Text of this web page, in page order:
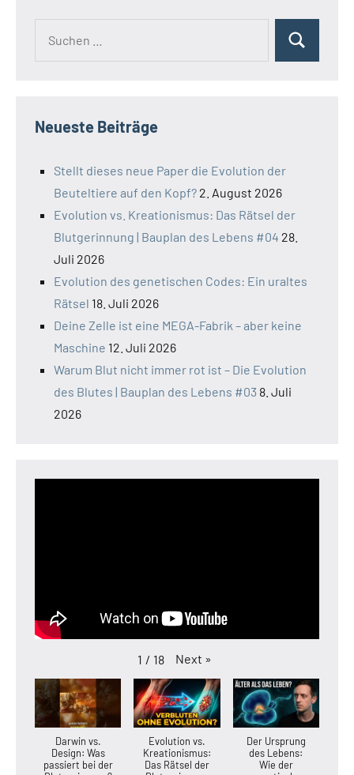
Suchen
Neueste Beiträge
Stellt dieses neue Paper die Evolution der
Beuteltiere auf den Kopf? 2. August 2026
Evolution vs. Kreationismus: Das Rätsel der
Blutgerinnung | Bauplan des Lebens #04 28.
Juli 2026
Evolution des genetischen Codes: Ein uraltes
Rätsel 18. Juli 2026
Deine Zelle ist eine MEGA-Fabrik – aber keine
Maschine 12. Juli 2026
Warum Blut nicht immer rot ist – Die Evolution
des Blutes | Bauplan des Lebens #03 8. Juli
2026
1 / 18 Next »
Darwin vs.
Design: Was
passiert bei der
Evolution vs.
Kreationismus:
Das Rätsel der
Der Ursprung
des Lebens:
Wie der